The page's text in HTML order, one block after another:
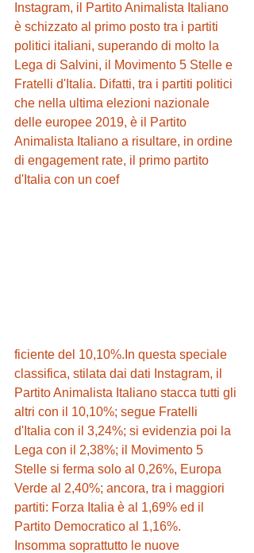
Instagram, il Partito Animalista Italiano
è schizzato al primo posto tra i partiti
politici italiani, superando di molto la
Lega di Salvini, il Movimento 5 Stelle e
Fratelli d'Italia. Difatti, tra i partiti politici
che nella ultima elezioni nazionale
delle europee 2019, è il Partito
Animalista Italiano a risultare, in ordine
di engagement rate, il primo partito
d'Italia con un coef
ficiente del 10,10%.In questa speciale
classifica, stilata dai dati Instagram, il
Partito Animalista Italiano stacca tutti gli
altri con il 10,10%; segue Fratelli
d'Italia con il 3,24%; si evidenzia poi la
Lega con il 2,38%; il Movimento 5
Stelle si ferma solo al 0,26%, Europa
Verde al 2,40%; ancora, tra i maggiori
partiti: Forza Italia è al 1,69% ed il
Partito Democratico al 1,16%.
Insomma soprattutto le nuove